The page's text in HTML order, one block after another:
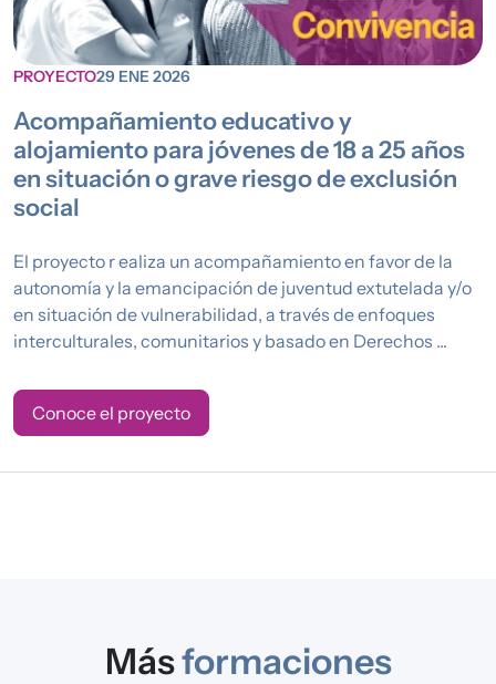
PROYECTO29 ENE 2026
Acompañamiento educativo y
alojamiento para jóvenes de 18 a 25 años
en situación o grave riesgo de exclusión
social
El proyecto r ealiza un acompañamiento en favor de la
autonomía y la emancipación de juventud extutelada y/o
en situación de vulnerabilidad, a través de enfoques
interculturales, comunitarios y basado en Derechos ...
Conoce el proyecto
Másformaciones